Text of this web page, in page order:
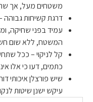
משטחים מעל, אך
דרגת קשיחות
עמיד בפני שחיקה,
המשטח, ללא שום
קל לניקוי – ככל
כתמים, דעו כי אלו
שיש פורצלן איכותי
עיקש ישנן שיטות